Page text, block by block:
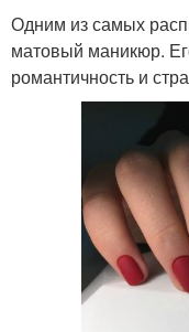
Одним из самых
матовый маникюр.
романтичность и